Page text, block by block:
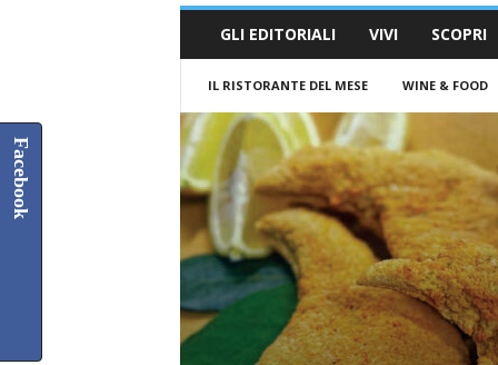
a
z
n
e
GLI EDITORIALI VIVI SCOPRI
IL RISTORANTE DEL MESE WINE & FOOD
Facebook